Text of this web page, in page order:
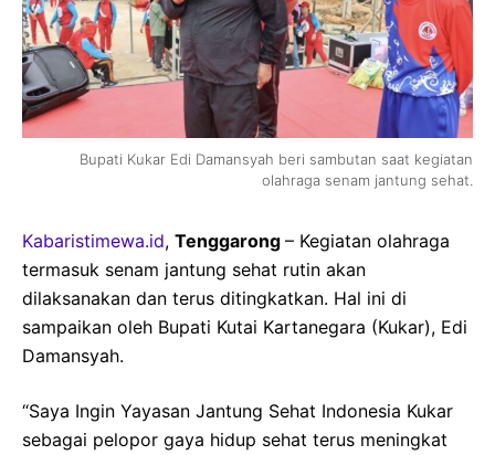
Bupati Kukar Edi Damansyah beri sambutan saat kegiatan
olahraga senam jantung sehat.
Kabaristimewa.id, Tenggarong – Kegiatan olahraga
termasuk senam jantung sehat rutin akan
dilaksanakan dan terus ditingkatkan. Hal ini di
sampaikan oleh Bupati Kutai Kartanegara (Kukar), Edi
Damansyah.
“Saya Ingin Yayasan Jantung Sehat Indonesia Kukar
sebagai pelopor gaya hidup sehat terus meningkat